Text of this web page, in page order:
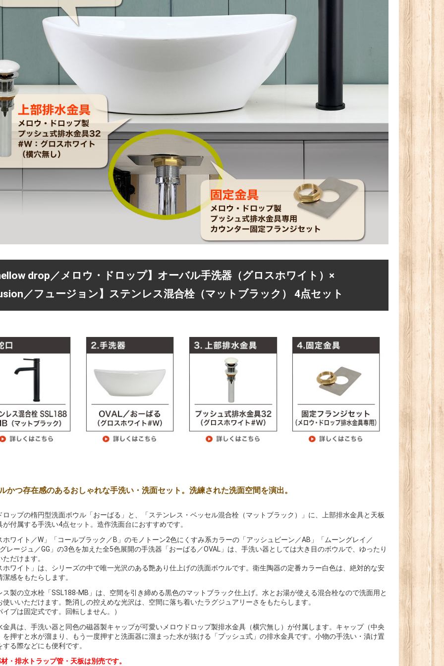
drop／メロウ・ドロップ】オーバル手洗器（グロスホワイト）×
／フュージョン】ステンレス混合栓（マットブラック） 4点セット
かつ存在感のあるおしゃれな手洗い・洗面セット。洗練された洗面空間を演出。
ロップの楕円型洗面ボウル「おーばる」と、「ステンレス・ベッセル混合栓（マットブラック）」に、上部排水金具と天板
が付属する手洗い4点セット。造作洗面台におすすめです。
ホワイト／W」「コールブラック／B」のモノトーン2色にくすみ系カラーの「アッシュビーン／AB」「ムーングレイ／
レージュ／GG」の3色を加えた全5色展開の手洗器「おーばる／OVAL」は、手洗い器としては大き目のボウルで、ゆったり
だけます。
ホワイト」は、シリーズの中で唯一光沢のある艶あり仕上げの洗面ボウルです。衛生陶器の定番カラー白色は、絶対的な安
感をもたらします。
ス製の立水栓「SSL188-MB」は、空間を引き締める黒色のマットブラック仕上げ。水とお湯が使える混合栓なので洗面用と
使いいただけます。艶消しの控えめな光沢は、空間に落ち着いたラグジュアリーさをもたらします。
イプは固定式です。回転しません。）
金具は、手洗い器と同色の磁器製キャップが可愛いメロウドロップ製排水金具（横穴無し）が付属します。キャップ（中央
を押すと水が溜まり、もう一度押すと洗面器に溜まった水が抜ける「プッシュ式」の排水金具です。小物の手洗い・漬け置
する際などにも便利です。
・排水トラップ管・天板は別売です。